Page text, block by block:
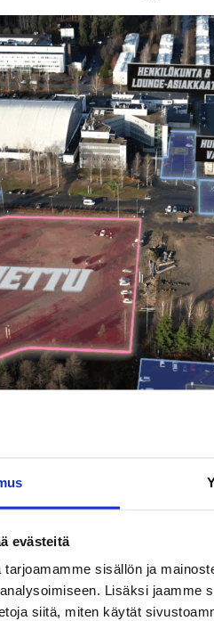
evästeitä
tarjoamamme sisällön ja
Lisäksi jaamme
siitä, miten käytät
tapahtuu lisää muutoksia
JYPin
Linkillä
JYPin
tuttuun tapaan kaikilla
ottelua ja useamman